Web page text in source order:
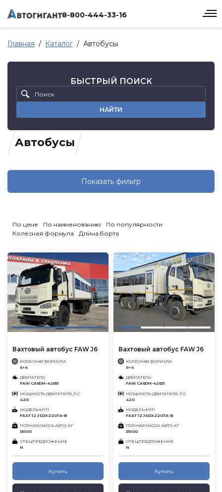
8-800-444-33-16
Главная Каталог Автобусы
Автобусы
БЫСТРЫЙ ПОИСК
НАЙТИ
Показать фильтр
По цене По наименованию
По популярности
Колесная формула
Длина борта
Вахтовый автобус FAW J6
КОЛЕСНАЯ ФОРМУЛА
6×4
ДВИГАТЕЛЬ
FAW CA6DM-42E51
МОЩНОСТЬ ДВИГАТЕЛЯ, Л.С.
420
МОДЕЛЬ КПП
FAST 12 JSDX220TA-B
ПОЛНАЯ МАССА АВТО, КГ
35100
СПЕЦПРЕДЛОЖЕНИЕ
N
Купить
Вахтовый автобус FAW J6
КОЛЕСНАЯ ФОРМУЛА
6×4
ДВИГАТЕЛЬ
FAW CA6DM-42E51
МОЩНОСТЬ ДВИГАТЕЛЯ, Л.С.
420
МОДЕЛЬ КПП
FAST 12 JSDX220TA-B
ПОЛНАЯ МАССА АВТО, КГ
35100
СПЕЦПРЕДЛОЖЕНИЕ
N
Купить